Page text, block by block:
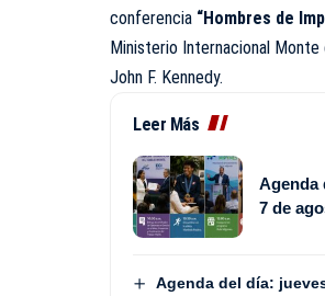
conferencia “Hombres de
Ministerio Internacional Monte
John F. Kennedy.
Leer Más
Agenda
7 de
Agenda del día: